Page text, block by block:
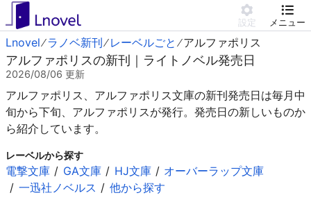
設定 メニュー
Lnovel ラノベ新刊 レーベルごと アルファポリス
アルファポリスの新刊｜ライトノベル発売日
2026/08/06 更新
アルファポリス、アルファポリス文庫の新刊発売日は毎月中
旬から下旬、アルファポリスが発行。発売日の新しいものか
ら紹介しています。
レーベルから探す
電撃文庫 GA文庫 HJ文庫
オーバーラップ文庫
一迅社ノベルス
他から探す